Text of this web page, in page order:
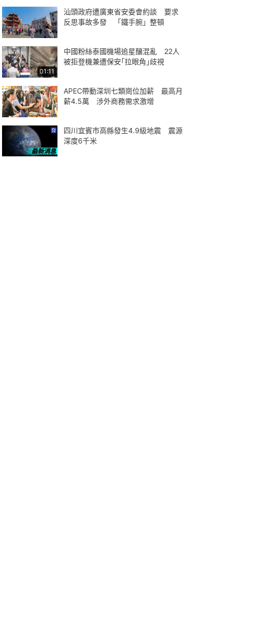
汕頭政府遭廣東省安委會約談 要求
反思事故多發 「鐵手腕」整頓
01:11
中國粉絲泰國機場追星釀混亂 22人
被拒登機兼遭保安｢拉眼角｣歧視
APEC帶動深圳七類崗位加薪 最高月
薪4.5萬 涉外商務需求激增
四川宜賓市高縣發生4.9級地震 震源
深度6千米